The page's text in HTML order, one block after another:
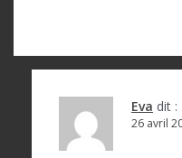
Eva dit :
26 avril